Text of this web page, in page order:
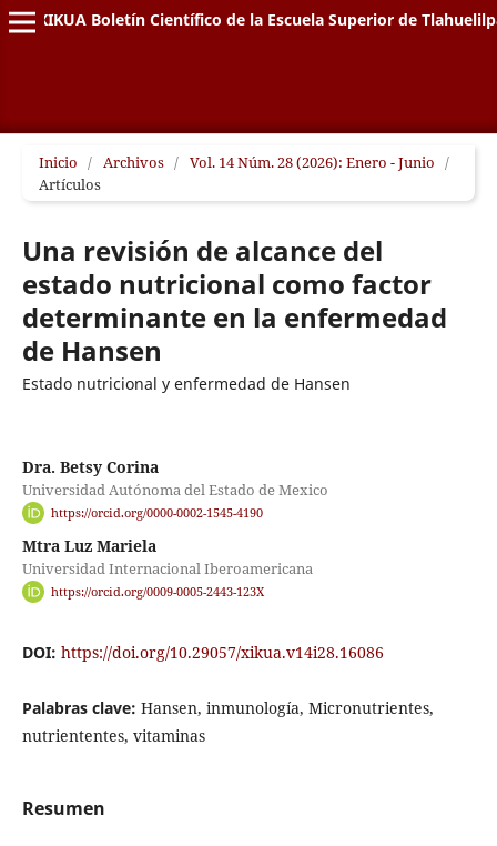
XIKUA Boletín Científico de la Escuela Superior de
Inicio / Archivos / Vol. 14 Núm. 28 (2026): Enero - Junio /
Artículos
Una revisión de alcance del
estado nutricional como factor
determinante en la enfermedad
de Hansen
Estado nutricional y enfermedad de Hansen
Dra. Betsy Corina
Universidad Autónoma del Estado de Mexico
https://orcid.org/0000-0002-1545-4190
Mtra Luz Mariela
Universidad Internacional Iberoamericana
https://orcid.org/0009-0005-2443-123X
DOI: https://doi.org/10.29057/xikua.v14i28.16086
Palabras clave: Hansen, inmunología, Micronutrientes,
nutriententes, vitaminas
Resumen